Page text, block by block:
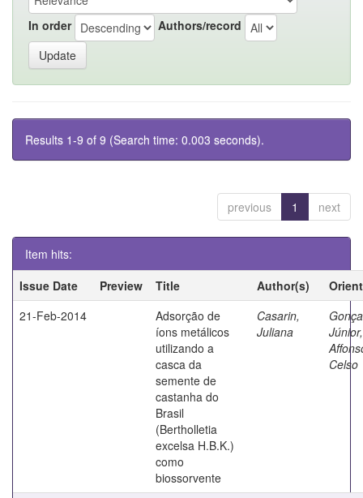
In order Authors/record
Results 1-9 of 9 (Search time: 0.003 seconds).
previous 1 next
Item hits:
Issue Date
Preview Title Author(s)
21-Feb-2014
Adsorção de
íons metálicos
utilizando a
casca da
semente de
castanha do
Brasil
(Bertholletia
excelsa H.B.K.)
como
biossorvente
Casarin,
Juliana
Júnior,
Celso